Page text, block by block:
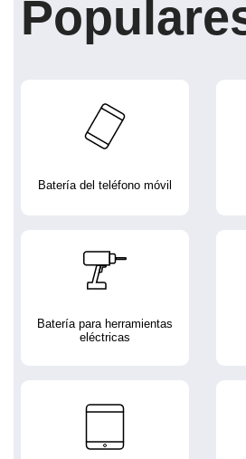
Batería del teléfono móvil
Batería para herramientas
eléctricas